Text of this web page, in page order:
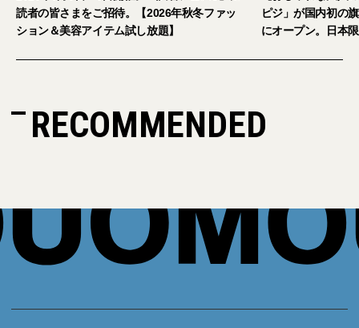
2026年秋冬ファッ
放題】
ピジ」が国内初の旗艦店をキャットストリート
にオープン。日本限定サングラスも登場
RECOMMENDED